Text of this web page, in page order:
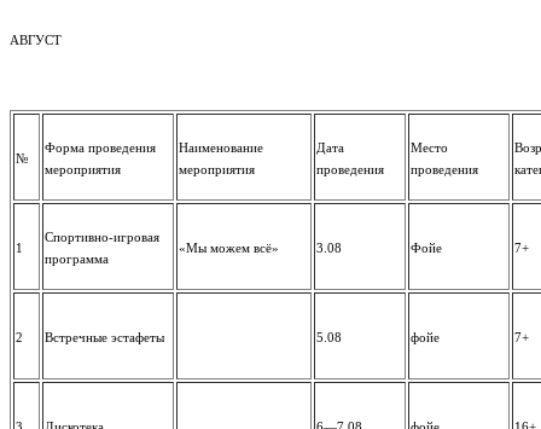
АВГУСТ
№
Форма проведения
мероприятия
Наименование
мероприятия
Дата
проведения
Место
проведения
1
Спортивно-игровая
программа
«Мы можем всё» 3.08 Фойе 7+
2 Встречные эстафеты 5.08 фойе 7+